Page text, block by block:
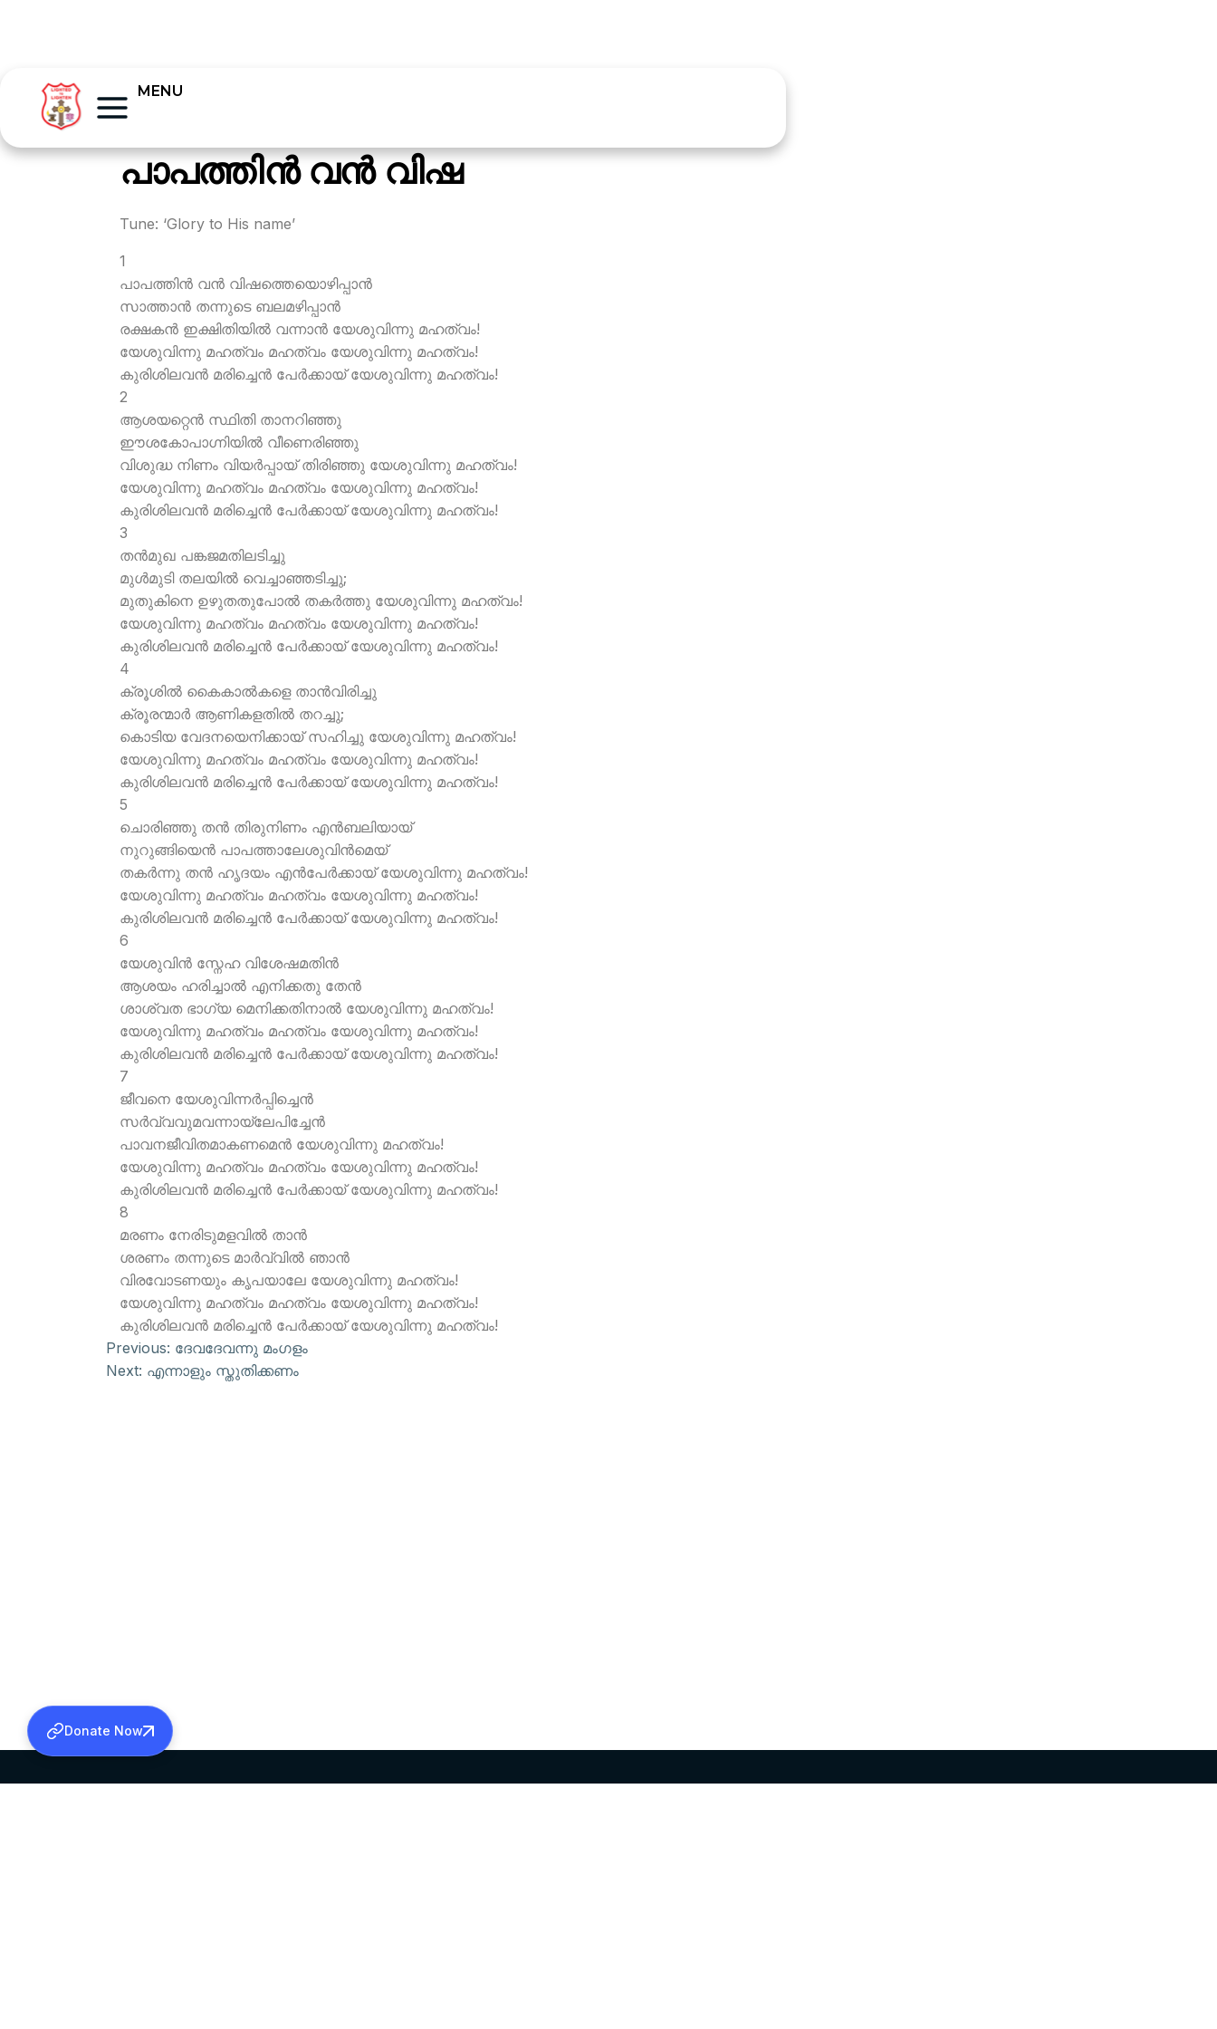
MENU
പാപത്തിന്‍ വന്‍ വിഷ
Tune: ‘Glory to His name’
1
പാപത്തിന്‍ വന്‍ വിഷത്തെയൊഴിപ്പാന്‍
സാത്താന്‍ തന്നുടെ ബലമഴിപ്പാന്‍
രക്ഷകന്‍ ഇക്ഷിതിയില്‍ വന്നാന്‍ യേശുവിന്നു മഹത്വം!
യേശുവിന്നു മഹത്വം മഹത്വം യേശുവിന്നു മഹത്വം!
കുരിശിലവന്‍ മരിച്ചെന്‍ പേര്‍ക്കായ് യേശുവിന്നു മഹത്വം!
2
ആശയറ്റെന്‍ സ്ഥിതി താനറിഞ്ഞു
ഈശകോപാഗ്നിയില്‍ വീണെരിഞ്ഞു
വിശുദ്ധ നിണം വിയര്‍പ്പായ് തിരിഞ്ഞു യേശുവിന്നു മഹത്വം!
യേശുവിന്നു മഹത്വം മഹത്വം യേശുവിന്നു മഹത്വം!
കുരിശിലവന്‍ മരിച്ചെന്‍ പേര്‍ക്കായ് യേശുവിന്നു മഹത്വം!
3
തന്‍മുഖ പങ്കജമതിലടിച്ചു
മുള്‍മുടി തലയില്‍ വെച്ചാഞ്ഞടിച്ചു;
മുതുകിനെ ഉഴുതതുപോല്‍ തകര്‍ത്തു യേശുവിന്നു മഹത്വം!
യേശുവിന്നു മഹത്വം മഹത്വം യേശുവിന്നു മഹത്വം!
കുരിശിലവന്‍ മരിച്ചെന്‍ പേര്‍ക്കായ് യേശുവിന്നു മഹത്വം!
4
ക്രൂശില്‍ കൈകാല്‍കളെ താന്‍വിരിച്ചു
ക്രൂരന്മാര്‍ ആണികളതില്‍ തറച്ചു;
കൊടിയ വേദനയെനിക്കായ് സഹിച്ചു യേശുവിന്നു മഹത്വം!
യേശുവിന്നു മഹത്വം മഹത്വം യേശുവിന്നു മഹത്വം!
കുരിശിലവന്‍ മരിച്ചെന്‍ പേര്‍ക്കായ് യേശുവിന്നു മഹത്വം!
5
ചൊരിഞ്ഞു തന്‍ തിരുനിണം എന്‍ബലിയായ്
നുറുങ്ങിയെന്‍ പാപത്താലേശുവിന്‍മെയ്
തകര്‍ന്നു തന്‍ ഹൃദയം എന്‍പേര്‍ക്കായ് യേശുവിന്നു മഹത്വം!
യേശുവിന്നു മഹത്വം മഹത്വം യേശുവിന്നു മഹത്വം!
കുരിശിലവന്‍ മരിച്ചെന്‍ പേര്‍ക്കായ് യേശുവിന്നു മഹത്വം!
6
യേശുവിന്‍ സ്നേഹ വിശേഷമതിന്‍
ആശയം ഹരിച്ചാല്‍ എനിക്കതു തേന്‍
ശാശ്വത ഭാഗ്യ മെനിക്കതിനാല്‍ യേശുവിന്നു മഹത്വം!
യേശുവിന്നു മഹത്വം മഹത്വം യേശുവിന്നു മഹത്വം!
കുരിശിലവന്‍ മരിച്ചെന്‍ പേര്‍ക്കായ് യേശുവിന്നു മഹത്വം!
7
ജീവനെ യേശുവിന്നര്‍പ്പിച്ചെന്‍
സര്‍വ്വവുമവന്നായ്ലേപിച്ചേന്‍
പാവനജീവിതമാകണമെന്‍ യേശുവിന്നു മഹത്വം!
യേശുവിന്നു മഹത്വം മഹത്വം യേശുവിന്നു മഹത്വം!
കുരിശിലവന്‍ മരിച്ചെന്‍ പേര്‍ക്കായ് യേശുവിന്നു മഹത്വം!
8
മരണം നേരിടുമളവില്‍ താന്‍
ശരണം തന്നുടെ മാര്‍വ്വില്‍ ഞാന്‍
വിരവോടണയും കൃപയാലേ യേശുവിന്നു മഹത്വം!
യേശുവിന്നു മഹത്വം മഹത്വം യേശുവിന്നു മഹത്വം!
കുരിശിലവന്‍ മരിച്ചെന്‍ പേര്‍ക്കായ് യേശുവിന്നു മഹത്വം!
Previous: ദേവദേവന്നു മംഗളം
Next: എന്നാളും സ്തുതിക്കണം
Donate Now